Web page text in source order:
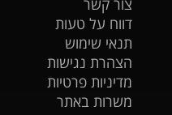
דווח על טעות
תנאי שימוש
הצהרת נגישות
מדיניות פרטיות
משרות באתר